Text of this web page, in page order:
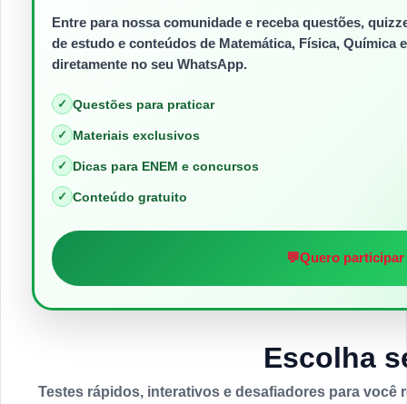
Entre para nossa comunidade e receba questões,
de estudo e conteúdos de Matemática, Física, Química
diretamente no seu WhatsApp.
✓ Questões para praticar
✓ Materiais exclusivos
✓ Dicas para ENEM e concursos
✓ Conteúdo gratuito
💬Quero
Escolha
Testes rápidos, interativos e desafiadores para